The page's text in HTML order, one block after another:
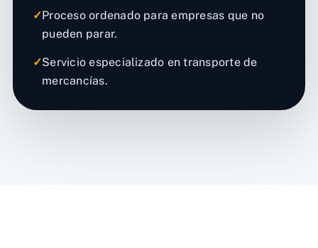
✓Proceso ordenado para empresas que no
pueden parar.
✓Servicio especializado en transporte de
mercancías.